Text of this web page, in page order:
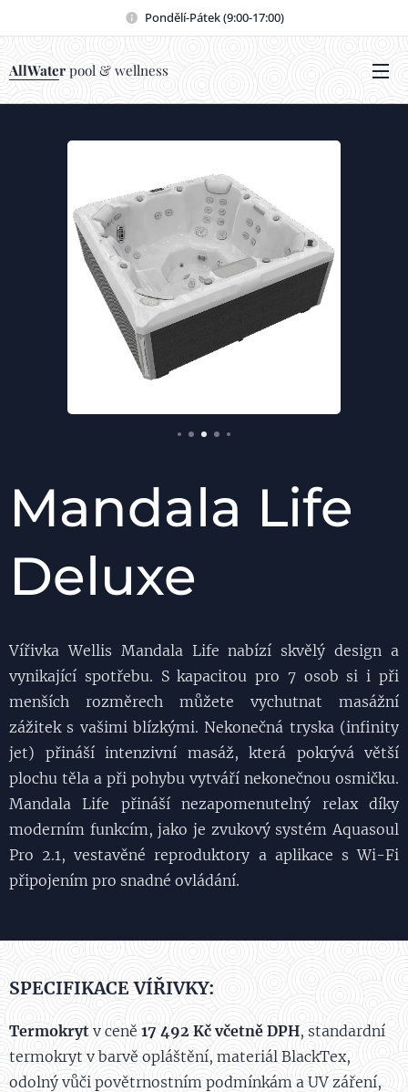
Pondělí-Pátek (9:00-17:00)
AllWater pool & wellness
Mandala Life
Deluxe
Vířivka Wellis Mandala Life nabízí skvělý design a
vynikající spotřebu. S kapacitou pro 7 osob si i při
menších rozměrech můžete vychutnat masážní
zážitek s vašimi blízkými. Nekonečná tryska (infinity
jet) přináší intenzivní masáž, která pokrývá větší
plochu těla a při pohybu vytváří nekonečnou osmičku.
Mandala Life přináší nezapomenutelný relax díky
moderním funkcím, jako je zvukový systém Aquasoul
Pro 2.1, vestavěné reproduktory a aplikace s Wi-Fi
připojením pro snadné ovládání.
SPECIFIKACE VÍŘIVKY:
Termokryt v ceně 17 492 Kč včetně DPH, standardní
termokryt v barvě opláštění, materiál BlackTex,
odolný vůči povětrnostním podmínkám a UV záření,